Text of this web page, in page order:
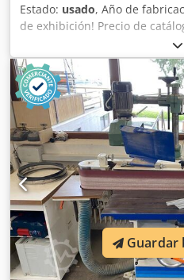
Estado: usado, Año de
de exhibición! Precio de
Junior R1 ofrece todas las
una moderna lijadora de
de fundición gris con un
máximo rendimiento de
regulable en altura mediante
óptimo de la banda y un
fundición pesada con motor
2,2 kW, 2850 rpm. La
combinación integrada de
interruptor de protección del
según VDE. Dimensiones del
lijado: 850 x 150 mm. Mesa
mediante presión de resorte.
150 x 2280 mm. El respaldo
recubierto. La máquina está
Guardar